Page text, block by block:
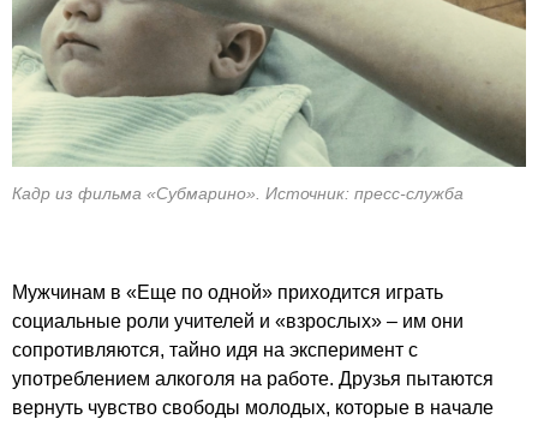
Кадр из фильма «Субмарино». Источник: пресс-служба
Мужчинам в «Еще по одной» приходится играть
социальные роли учителей и «взрослых» – им они
сопротивляются, тайно идя на эксперимент с
употреблением алкоголя на работе. Друзья пытаются
вернуть чувство свободы молодых, которые в начале